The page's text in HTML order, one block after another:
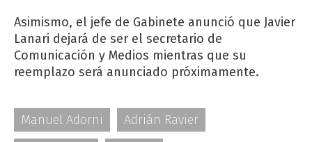
Asimismo, el jefe de Gabinete anunció que Javier
Lanari dejará de ser el secretario de
Comunicación y Medios mientras que su
reemplazo será anunciado próximamente.
Manuel Adorni
Adrián Ravier